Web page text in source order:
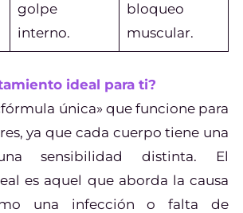
golpe
interno.
bloqueo
muscular.
ideal para ti?
única» que funcione para
ya que cada cuerpo tiene una
sensibilidad distinta. El
es aquel que aborda la causa
una infección o falta de